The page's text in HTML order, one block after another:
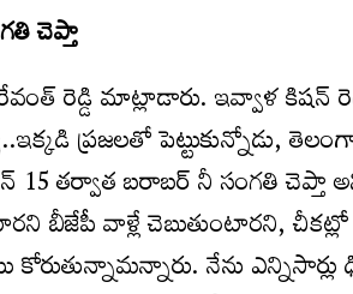
చెప్తా
రెడ్డి మాట్లాడారు. ఇవ్వాళ కిషన్
ప్రజలతో పెట్టుకున్నోడు,
15 తర్వాత బరాబర్ నీ సంగతి చెప్తా
బీజేపీ వాళ్లే చెబుతుంటారని,
నేను ఎన్నిసార్లు